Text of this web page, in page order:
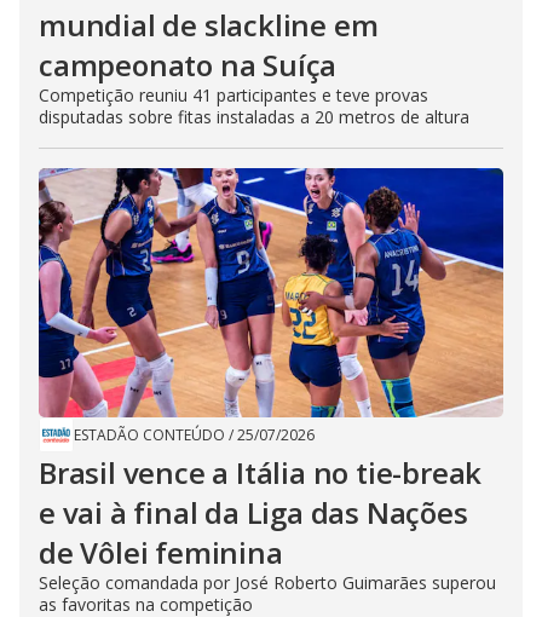
mundial de slackline em
campeonato na Suíça
Competição reuniu 41 participantes e teve provas
disputadas sobre fitas instaladas a 20 metros de altura
ESTADÃO CONTEÚDO /25/07/2026
Brasil vence a Itália no tie-break
e vai à final da Liga das Nações
de Vôlei feminina
Seleção comandada por José Roberto Guimarães superou
as favoritas na competição